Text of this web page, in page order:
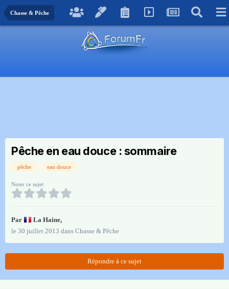
Chasse & Pêche
Pêche en eau douce : sommaire
pêche eau douce
Noter ce sujet
Par La Haine,
le 30 juillet 2013 dans Chasse & Pêche
Répondre à ce sujet